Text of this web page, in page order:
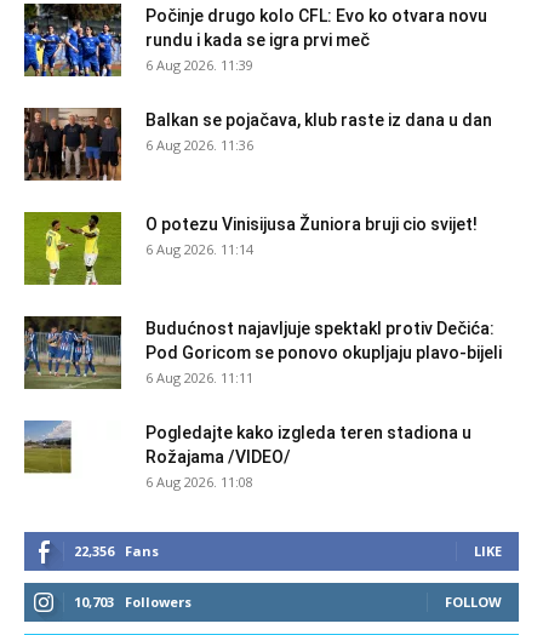
Počinje drugo kolo CFL: Evo ko otvara novu
rundu i kada se igra prvi meč
6 Aug 2026. 11:39
Balkan se pojačava, klub raste iz dana u dan
6 Aug 2026. 11:36
O potezu Vinisijusa Žuniora bruji cio svijet!
6 Aug 2026. 11:14
Budućnost najavljuje spektakl protiv Dečića:
Pod Goricom se ponovo okupljaju plavo-bijeli
6 Aug 2026. 11:11
Pogledajte kako izgleda teren stadiona u
Rožajama /VIDEO/
6 Aug 2026. 11:08
22,356 Fans LIKE
10,703 Followers FOLLOW